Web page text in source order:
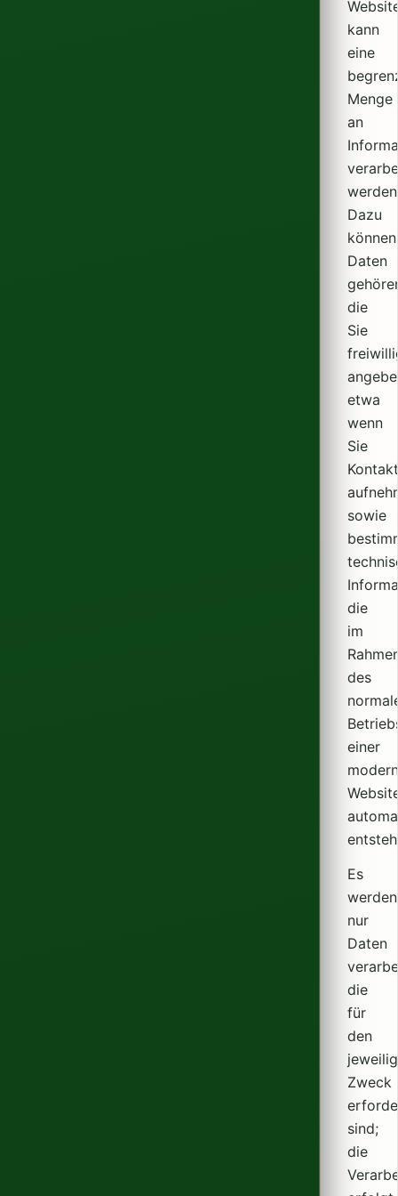
kann
eine
Menge
an
Dazu
können
Daten
die
Sie
etwa
wenn
Sie
Kontakt
sowie
die
im
des
einer
Es
werden
nur
Daten
die
für
den
Zweck
sind;
die